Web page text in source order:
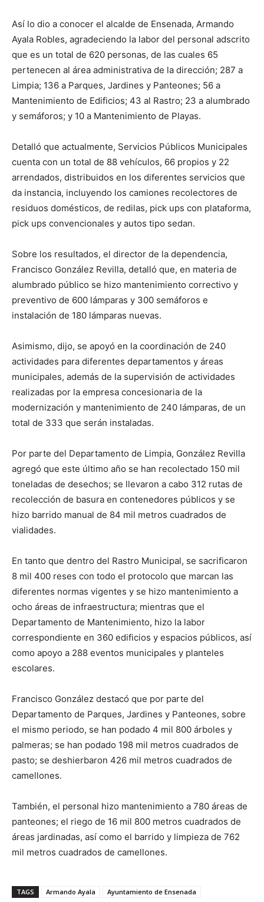
Así lo dio a conocer el alcalde de Ensenada, Armando
Ayala Robles, agradeciendo la labor del personal adscrito
que es un total de 620 personas, de las cuales 65
pertenecen al área administrativa de la dirección; 287 a
Limpia; 136 a Parques, Jardines y Panteones; 56 a
Mantenimiento de Edificios; 43 al Rastro; 23 a alumbrado
y semáforos; y 10 a Mantenimiento de Playas.
Detalló que actualmente, Servicios Públicos Municipales
cuenta con un total de 88 vehículos, 66 propios y 22
arrendados, distribuidos en los diferentes servicios que
da instancia, incluyendo los camiones recolectores de
residuos domésticos, de redilas, pick ups con plataforma,
pick ups convencionales y autos tipo sedan.
Sobre los resultados, el director de la dependencia,
Francisco González Revilla, detalló que, en materia de
alumbrado público se hizo mantenimiento correctivo y
preventivo de 600 lámparas y 300 semáforos e
instalación de 180 lámparas nuevas.
Asimismo, dijo, se apoyó en la coordinación de 240
actividades para diferentes departamentos y áreas
municipales, además de la supervisión de actividades
realizadas por la empresa concesionaria de la
modernización y mantenimiento de 240 lámparas, de un
total de 333 que serán instaladas.
Por parte del Departamento de Limpia, González Revilla
agregó que este último año se han recolectado 150 mil
toneladas de desechos; se llevaron a cabo 312 rutas de
recolección de basura en contenedores públicos y se
hizo barrido manual de 84 mil metros cuadrados de
vialidades.
En tanto que dentro del Rastro Municipal, se sacrificaron
8 mil 400 reses con todo el protocolo que marcan las
diferentes normas vigentes y se hizo mantenimiento a
ocho áreas de infraestructura; mientras que el
Departamento de Mantenimiento, hizo la labor
correspondiente en 360 edificios y espacios públicos, así
como apoyo a 288 eventos municipales y planteles
escolares.
Francisco González destacó que por parte del
Departamento de Parques, Jardines y Panteones, sobre
el mismo periodo, se han podado 4 mil 800 árboles y
palmeras; se han podado 198 mil metros cuadrados de
pasto; se deshierbaron 426 mil metros cuadrados de
camellones.
También, el personal hizo mantenimiento a 780 áreas de
panteones; el riego de 16 mil 800 metros cuadrados de
áreas jardinadas, así como el barrido y limpieza de 762
mil metros cuadrados de camellones.
TAGS Armando Ayala Ayuntamiento de Ensenada